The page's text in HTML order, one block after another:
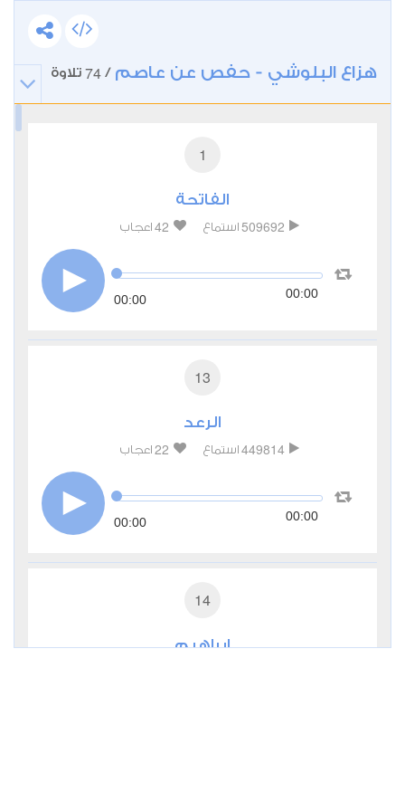
هزاع البلوشي - حفص عن عاصم /
74 تلاوة
1
الفاتحة
509692 استماع 42 اعجاب
00:00 00:00
13
الرعد
449814 استماع 22 اعجاب
00:00 00:00
14
إبراهيم